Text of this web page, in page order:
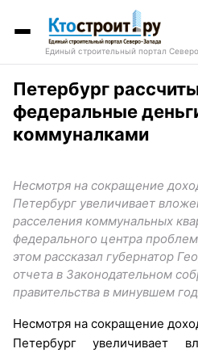
Единый строительный портал
Петербург
федеральные
коммуналками
Несмотря на сокращение
Петербург увеличивает
расселения коммунальных
федерального центра
этом рассказал губернатор
отчета в Законодательном
правительства в минувшем
Несмотря на сокращение
Петербург увеличивает